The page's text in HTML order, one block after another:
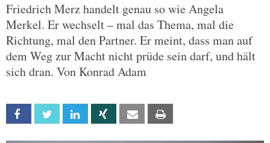
Friedrich Merz handelt genau so wie Angela
Merkel. Er wechselt – mal das Thema, mal die
Richtung, mal den Partner. Er meint, dass man auf
dem Weg zur Macht nicht prüde sein darf, und hält
sich dran. Von Konrad Adam
Facebook Twitter Linkedin Xing Email